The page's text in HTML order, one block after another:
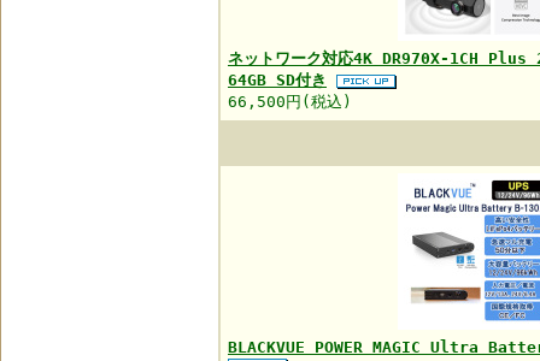
ネットワーク対応4K DR970X-1CH Plus
64GB SD付き
66,500円(税込)
BLACKVUE POWER MAGIC Ultra